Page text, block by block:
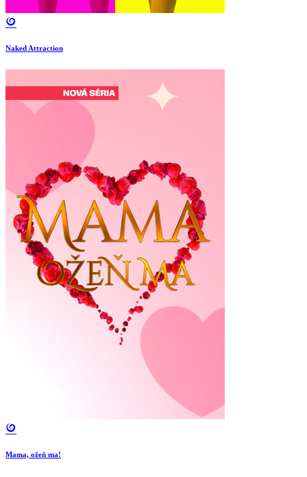
Naked Attraction
Mama, ožeň ma!